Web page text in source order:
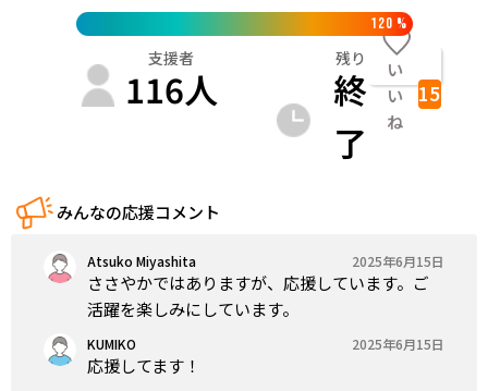
120 %
支援者
116人
残り
終
了
い
い
ね
15
みんなの応援コメント
Atsuko Miyashita 2025年6月15日
ささやかではありますが、応援しています。ご
活躍を楽しみにしています。
KUMIKO 2025年6月15日
応援してます！